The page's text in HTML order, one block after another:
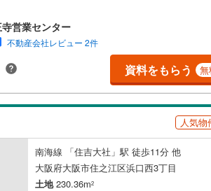
無料）」ボタンよりご希望の日時をご記入いただ
可能です。◎現地のご案内について・平日や夜遅
定休日を除く・経験豊富なスタッフが物件詳細を
でご自宅や最寄り駅等、ご指定の場所まで送迎し
のご用意ございます。◎個別FP相談会 無料物件
・資金のご相談、まずは家探しについて話を聞
！年間8000棟以上の限定物件を発表しているオー
が多数ございます。ぜひお気軽にご連絡・ご相
、もしくは当社を含めた数社でのみご紹介可能
営業センター
不動産会社レビュー 2件
資料をもらう
人気物
南海線 「住吉大社」駅 徒歩11分 他
大阪府大阪市住之江区浜口西3丁目
土地230.36m2
)
(6) 近江鉄道近江本線 (80
(4) 京福電気鉄道嵐山本
嵯峨野観光鉄道(25)
京阪交野線( 48
京阪石山坂本線